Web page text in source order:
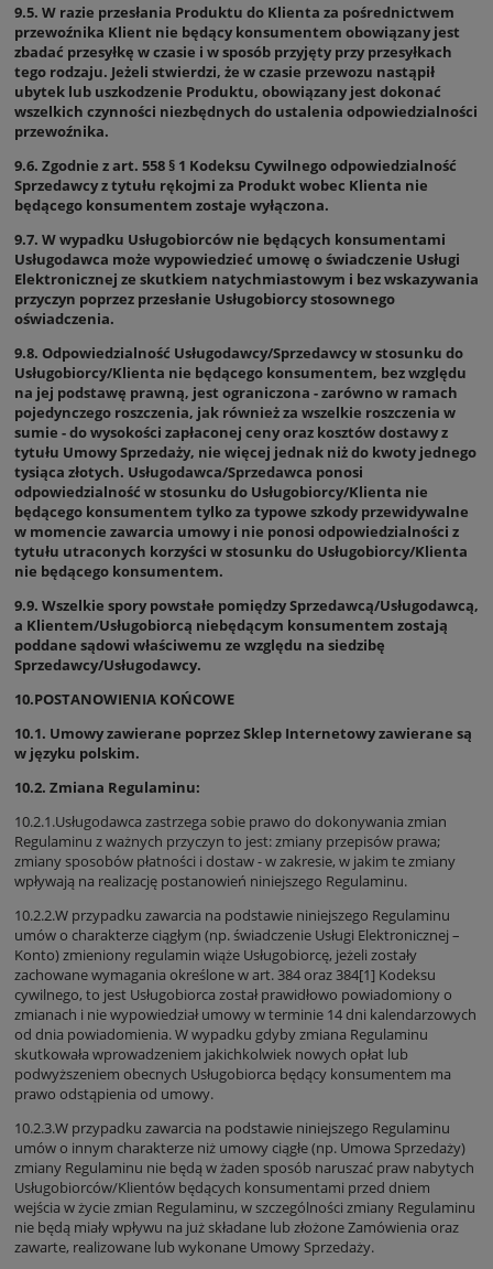
9.5. W razie przesłania Produktu do Klienta za pośrednictwem
przewoźnika Klient nie będący konsumentem obowiązany jest
zbadać przesyłkę w czasie i w sposób przyjęty przy przesyłkach
tego rodzaju. Jeżeli stwierdzi, że w czasie przewozu nastąpił
ubytek lub uszkodzenie Produktu, obowiązany jest dokonać
wszelkich czynności niezbędnych do ustalenia odpowiedzialności
przewoźnika.
9.6. Zgodnie z art. 558 § 1 Kodeksu Cywilnego odpowiedzialność
Sprzedawcy z tytułu rękojmi za Produkt wobec Klienta nie
będącego konsumentem zostaje wyłączona.
9.7. W wypadku Usługobiorców nie będących konsumentami
Usługodawca może wypowiedzieć umowę o świadczenie Usługi
Elektronicznej ze skutkiem natychmiastowym i bez wskazywania
przyczyn poprzez przesłanie Usługobiorcy stosownego
oświadczenia.
9.8. Odpowiedzialność Usługodawcy/Sprzedawcy w stosunku do
Usługobiorcy/Klienta nie będącego konsumentem, bez względu
na jej podstawę prawną, jest ograniczona - zarówno w ramach
pojedynczego roszczenia, jak również za wszelkie roszczenia w
sumie - do wysokości zapłaconej ceny oraz kosztów dostawy z
tytułu Umowy Sprzedaży, nie więcej jednak niż do kwoty jednego
tysiąca złotych. Usługodawca/Sprzedawca ponosi
odpowiedzialność w stosunku do Usługobiorcy/Klienta nie
będącego konsumentem tylko za typowe szkody przewidywalne
w momencie zawarcia umowy i nie ponosi odpowiedzialności z
tytułu utraconych korzyści w stosunku do Usługobiorcy/Klienta
nie będącego konsumentem.
9.9. Wszelkie spory powstałe pomiędzy Sprzedawcą/Usługodawcą,
a Klientem/Usługobiorcą niebędącym konsumentem zostają
poddane sądowi właściwemu ze względu na siedzibę
Sprzedawcy/Usługodawcy.
10.POSTANOWIENIA KOŃCOWE
10.1. Umowy zawierane poprzez Sklep Internetowy zawierane są
w języku polskim.
10.2. Zmiana Regulaminu:
10.2.1.Usługodawca zastrzega sobie prawo do dokonywania zmian
Regulaminu z ważnych przyczyn to jest: zmiany przepisów prawa;
zmiany sposobów płatności i dostaw - w zakresie, w jakim te zmiany
wpływają na realizację postanowień niniejszego Regulaminu.
10.2.2.W przypadku zawarcia na podstawie niniejszego Regulaminu
umów o charakterze ciągłym (np. świadczenie Usługi Elektronicznej –
Konto) zmieniony regulamin wiąże Usługobiorcę, jeżeli zostały
zachowane wymagania określone w art. 384 oraz 384[1] Kodeksu
cywilnego, to jest Usługobiorca został prawidłowo powiadomiony o
zmianach i nie wypowiedział umowy w terminie 14 dni kalendarzowych
od dnia powiadomienia. W wypadku gdyby zmiana Regulaminu
skutkowała wprowadzeniem jakichkolwiek nowych opłat lub
podwyższeniem obecnych Usługobiorca będący konsumentem ma
prawo odstąpienia od umowy.
10.2.3.W przypadku zawarcia na podstawie niniejszego Regulaminu
umów o innym charakterze niż umowy ciągłe (np. Umowa Sprzedaży)
zmiany Regulaminu nie będą w żaden sposób naruszać praw nabytych
Usługobiorców/Klientów będących konsumentami przed dniem
wejścia w życie zmian Regulaminu, w szczególności zmiany Regulaminu
nie będą miały wpływu na już składane lub złożone Zamówienia oraz
zawarte, realizowane lub wykonane Umowy Sprzedaży.